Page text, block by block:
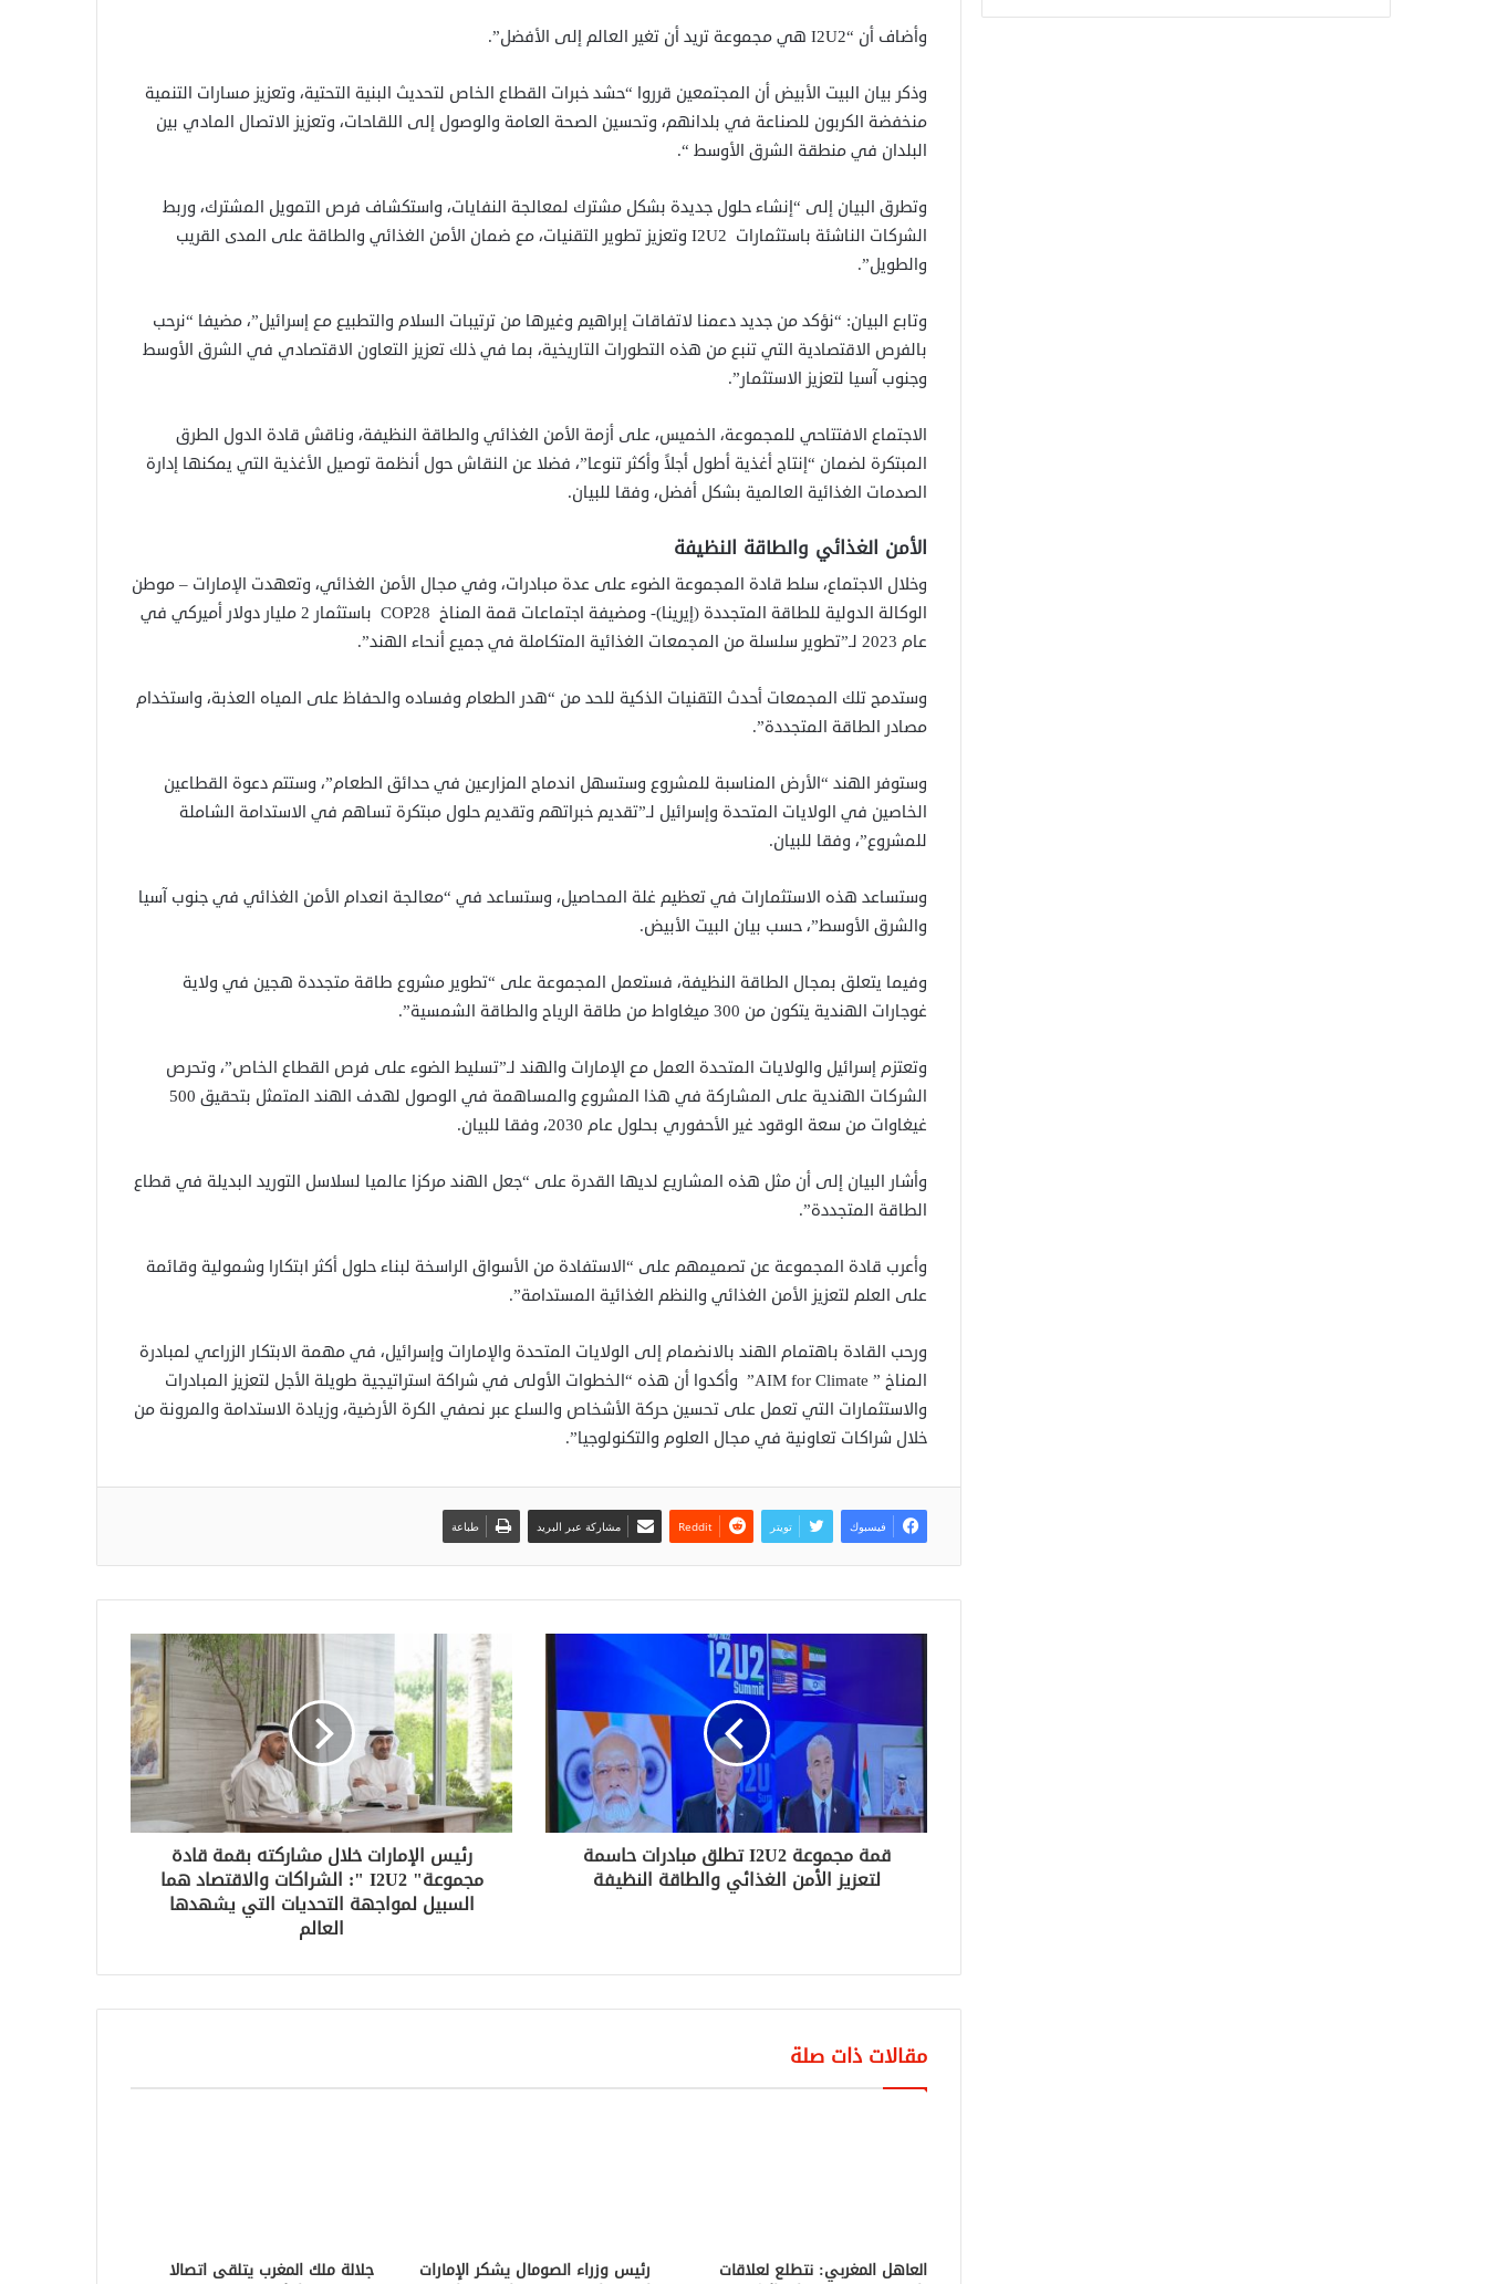
وأضاف أن “I2U2 هي مجموعة تريد أن تغير العالم إلى الأفضل”.
وذكر بيان البيت الأبيض أن المجتمعين قرروا “حشد خبرات القطاع الخاص لتحديث البنية التحتية، وتعزيز مسارات التنمية
منخفضة الكربون للصناعة في بلدانهم، وتحسين الصحة العامة والوصول إلى اللقاحات، وتعزيز الاتصال المادي بين
البلدان في منطقة الشرق الأوسط “.
وتطرق البيان إلى “إنشاء حلول جديدة بشكل مشترك لمعالجة النفايات، واستكشاف فرص التمويل المشترك، وربط
الشركات الناشئة باستثمارات I2U2 وتعزيز تطوير التقنيات، مع ضمان الأمن الغذائي والطاقة على المدى القريب
والطويل”.
وتابع البيان: “نؤكد من جديد دعمنا لاتفاقات إبراهيم وغيرها من ترتيبات السلام والتطبيع مع إسرائيل”، مضيفا “نرحب
بالفرص الاقتصادية التي تنبع من هذه التطورات التاريخية، بما في ذلك تعزيز التعاون الاقتصادي في الشرق الأوسط
وجنوب آسيا لتعزيز الاستثمار”.
الاجتماع الافتتاحي للمجموعة، الخميس، على أزمة الأمن الغذائي والطاقة النظيفة، وناقش قادة الدول الطرق
المبتكرة لضمان “إنتاج أغذية أطول أجلاً وأكثر تنوعا”، فضلا عن النقاش حول أنظمة توصيل الأغذية التي يمكنها إدارة
الصدمات الغذائية العالمية بشكل أفضل، وفقا للبيان.
الأمن الغذائي والطاقة النظيفة
وخلال الاجتماع، سلط قادة المجموعة الضوء على عدة مبادرات، وفي مجال الأمن الغذائي، وتعهدت الإمارات – موطن
الوكالة الدولية للطاقة المتجددة (إيرينا)- ومضيفة اجتماعات قمة المناخ COP28 باستثمار 2 مليار دولار أميركي في
عام 2023 لـ”تطوير سلسلة من المجمعات الغذائية المتكاملة في جميع أنحاء الهند”.
وستدمج تلك المجمعات أحدث التقنيات الذكية للحد من “هدر الطعام وفساده والحفاظ على المياه العذبة، واستخدام
مصادر الطاقة المتجددة”.
وستوفر الهند “الأرض المناسبة للمشروع وستسهل اندماج المزارعين في حدائق الطعام”، وستتم دعوة القطاعين
الخاصين في الولايات المتحدة وإسرائيل لـ”تقديم خبراتهم وتقديم حلول مبتكرة تساهم في الاستدامة الشاملة
للمشروع”، وفقا للبيان.
وستساعد هذه الاستثمارات في تعظيم غلة المحاصيل، وستساعد في “معالجة انعدام الأمن الغذائي في جنوب آسيا
والشرق الأوسط”، حسب بيان البيت الأبيض.
وفيما يتعلق بمجال الطاقة النظيفة، فستعمل المجموعة على “تطوير مشروع طاقة متجددة هجين في ولاية
غوجارات الهندية يتكون من 300 ميغاواط من طاقة الرياح والطاقة الشمسية”.
وتعتزم إسرائيل والولايات المتحدة العمل مع الإمارات والهند لـ”تسليط الضوء على فرص القطاع الخاص”، وتحرص
الشركات الهندية على المشاركة في هذا المشروع والمساهمة في الوصول لهدف الهند المتمثل بتحقيق 500
غيغاوات من سعة الوقود غير الأحفوري بحلول عام 2030، وفقا للبيان.
وأشار البيان إلى أن مثل هذه المشاريع لديها القدرة على “جعل الهند مركزا عالميا لسلاسل التوريد البديلة في قطاع
الطاقة المتجددة”.
وأعرب قادة المجموعة عن تصميمهم على “الاستفادة من الأسواق الراسخة لبناء حلول أكثر ابتكارا وشمولية وقائمة
على العلم لتعزيز الأمن الغذائي والنظم الغذائية المستدامة”.
ورحب القادة باهتمام الهند بالانضمام إلى الولايات المتحدة والإمارات وإسرائيل، في مهمة الابتكار الزراعي لمبادرة
المناخ ” AIM for Climate” وأكدوا أن هذه “الخطوات الأولى في شراكة استراتيجية طويلة الأجل لتعزيز المبادرات
والاستثمارات التي تعمل على تحسين حركة الأشخاص والسلع عبر نصفي الكرة الأرضية، وزيادة الاستدامة والمرونة من
خلال شراكات تعاونية في مجال العلوم والتكنولوجيا”.
فيسبوك تويتر مشاركة عبر البريد طباعة
قمة مجموعة I2U2 تطلق مبادرات حاسمة
لتعزيز الأمن الغذائي والطاقة النظيفة
رئيس الإمارات خلال مشاركته بقمة قادة
مجموعة" I2U2 ": الشراكات والاقتصاد هما
السبيل لمواجهة التحديات التي يشهدها
العالم
مقالات ذات صلة
العاهل المغربي: نتطلع لعلاقات رئيس وزراء الصومال يشكر الإمارات جلالة ملك المغرب يتلقى اتصالا